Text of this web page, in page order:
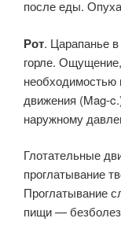
после еды.
Рот. Царапанье
горле. Ощущение,
необходимостью
движения (Mag-
наружному
Глотательные
проглатывание
Проглатывание
пищи —